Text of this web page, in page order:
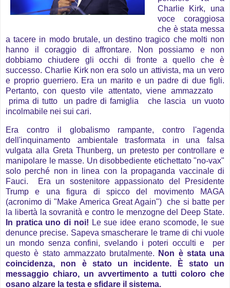
Charlie Kirk, una
voce coraggiosa
che è stata messa
a tacere in modo brutale, un destino tragico che molti non
hanno il coraggio di affrontare. Non possiamo e non
dobbiamo chiudere gli occhi di fronte a quello che è
successo. Charlie Kirk non era solo un attivista, ma un vero
e proprio guerriero. Era un marito e un padre di due figli.
Pertanto, con questo vile attentato, viene ammazzato
prima di tutto un padre di famiglia che lascia un vuoto
incolmabile nei sui cari.
Era contro il globalismo rampante, contro l'agenda
dell'inquinamento ambientale trasformata in una falsa
vulgata alla Greta Thunberg, un pretesto per controllare e
manipolare le masse. Un disobbediente etichettato "no-vax"
solo perché non in linea con la propaganda vaccinale di
Fauci. Era un sostenitore appassionato del Presidente
Trump e una figura di spicco del movimento MAGA
(acronimo di "Make America Great Again") che si batte per
la libertà la sovranità e contro le menzogne del Deep State.
In pratica uno di noi! Le sue idee erano scomode, le sue
denunce precise. Sapeva smascherare le trame di chi vuole
un mondo senza confini, svelando i poteri occulti e per
questo è stato ammazzato brutalmente.
Non è stata una
coincidenza, non è stato un incidente. È stato un
messaggio chiaro, un avvertimento a tutti coloro che
osano alzare la testa e sfidare il sistema.